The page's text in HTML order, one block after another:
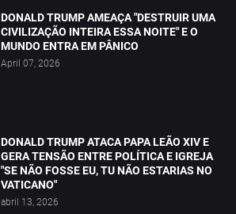
DONALD TRUMP AMEAÇA "DESTRUIR UMA
CIVILIZAÇÃO INTEIRA ESSA NOITE" E O
MUNDO ENTRA EM PÂNICO
April 07, 2026
DONALD TRUMP ATACA PAPA LEÃO XIV E
GERA TENSÃO ENTRE POLÍTICA E IGREJA
"SE NÃO FOSSE EU, TU NÃO ESTARIAS NO
VATICANO"
abril 13, 2026